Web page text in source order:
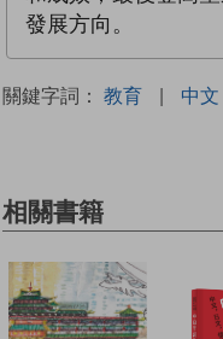
發展方向。
關鍵字詞： 教育 | 中文
相關書籍